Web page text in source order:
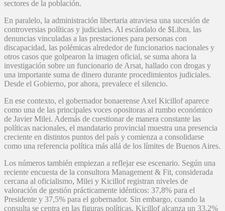
sectores de la población.
En paralelo, la administración libertaria atraviesa una sucesión de
controversias políticas y judiciales. Al escándalo de $Libra, las
denuncias vinculadas a las prestaciones para personas con
discapacidad, las polémicas alrededor de funcionarios nacionales y
otros casos que golpearon la imagen oficial, se suma ahora la
investigación sobre un funcionario de Arsat, hallado con drogas y
una importante suma de dinero durante procedimientos judiciales.
Desde el Gobierno, por ahora, prevalece el silencio.
En ese contexto, el gobernador bonaerense Axel Kicillof aparece
como una de las principales voces opositoras al rumbo económico
de Javier Milei. Además de cuestionar de manera constante las
políticas nacionales, el mandatario provincial muestra una presencia
creciente en distintos puntos del país y comienza a consolidarse
como una referencia política más allá de los límites de Buenos Aires.
Los números también empiezan a reflejar ese escenario. Según una
reciente encuesta de la consultora Management & Fit, considerada
cercana al oficialismo, Milei y Kicillof registran niveles de
valoración de gestión prácticamente idénticos: 37,8% para el
Presidente y 37,5% para el gobernador. Sin embargo, cuando la
consulta se centra en las figuras políticas, Kicillof alcanza un 33,2%